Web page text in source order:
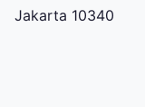
Jakarta 10340